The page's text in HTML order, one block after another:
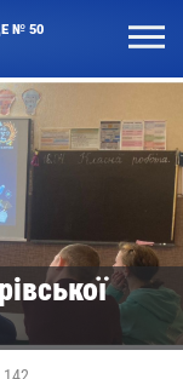
№ 50
142